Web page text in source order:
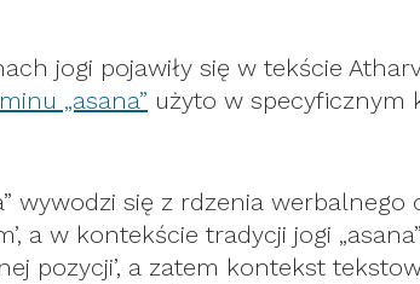
jogi pojawiły się w tekście
„asana” użyto w specyficznym
wywodzi się z rdzenia werbalnego
a w kontekście tradycji jogi
pozycji’, a zatem kontekst